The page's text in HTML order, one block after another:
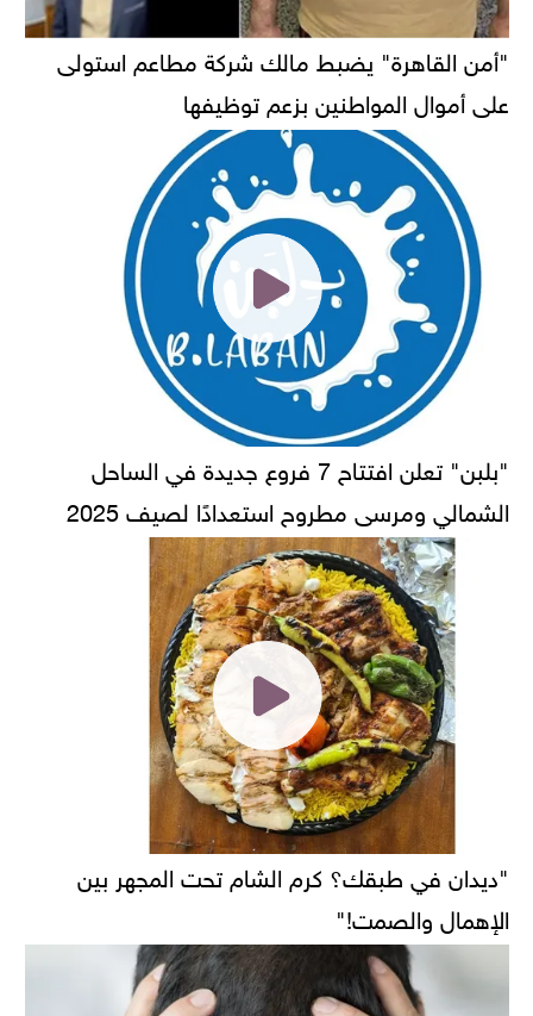
"أمن القاهرة" يضبط مالك شركة مطاعم استولى
على أموال المواطنين بزعم توظيفها
"بلبن" تعلن افتتاح 7 فروع جديدة في الساحل
الشمالي ومرسى مطروح استعدادًا لصيف 2025
"ديدان في طبقك؟ كرم الشام تحت المجهر بين
الإهمال والصمت!"